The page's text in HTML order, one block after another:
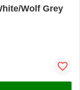
Wolf Grey